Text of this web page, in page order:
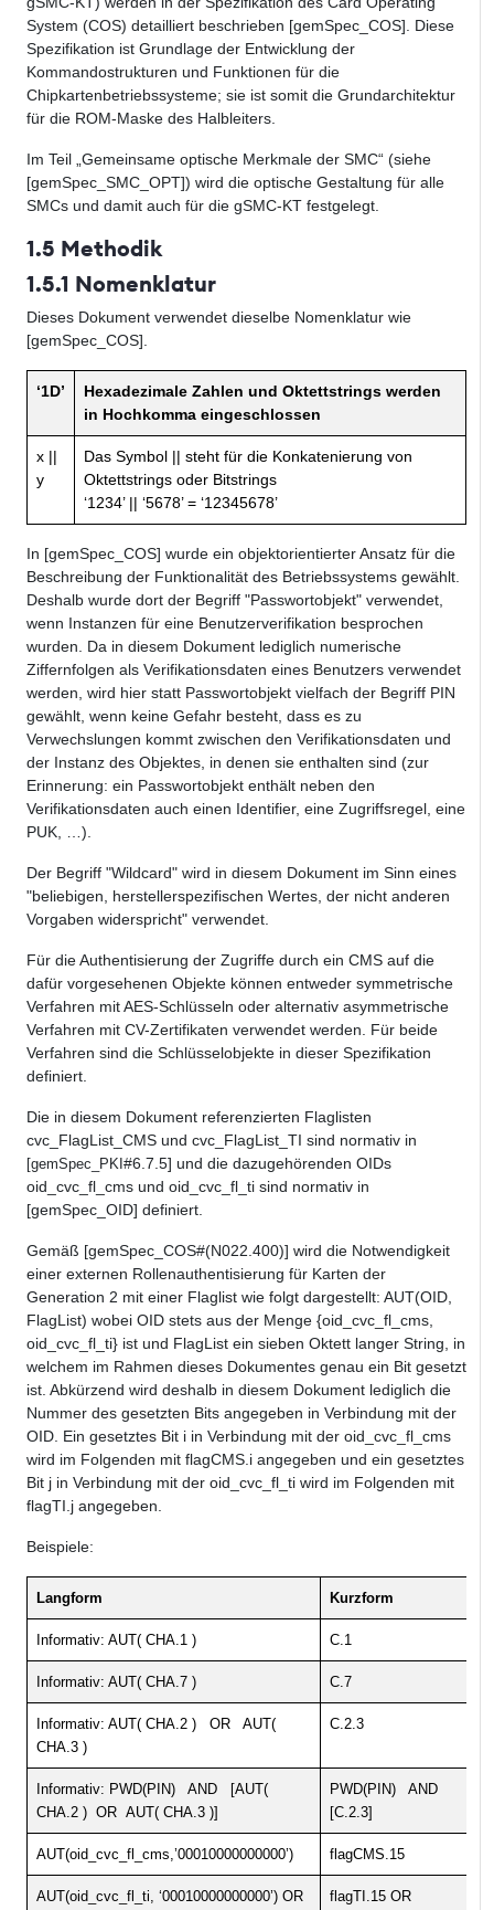
System (COS) detailliert beschrieben [gemSpec_COS]. Diese
Spezifikation ist Grundlage der Entwicklung der
Kommandostrukturen und Funktionen für die
Chipkartenbetriebssysteme; sie ist somit die Grundarchitektur
für die ROM-Maske des Halbleiters.
Im Teil „Gemeinsame optische Merkmale der SMC“ (siehe
[gemSpec_SMC_OPT]) wird die optische Gestaltung für alle
SMCs und damit auch für die gSMC-KT festgelegt.
1.5 Methodik
1.5.1 Nomenklatur
Dieses Dokument verwendet dieselbe Nomenklatur wie
[gemSpec_COS].
‘1D’
Hexadezimale Zahlen und Oktettstrings werden
in Hochkomma eingeschlossen
x ||
y
Das Symbol || steht für die Konkatenierung von
Oktettstrings oder Bitstrings
‘1234’ || ‘5678’ = ‘12345678’
In [gemSpec_COS] wurde ein objektorientierter Ansatz für die
Beschreibung der Funktionalität des Betriebssystems gewählt.
Deshalb wurde dort der Begriff "Passwortobjekt" verwendet,
wenn Instanzen für eine Benutzerverifikation besprochen
wurden. Da in diesem Dokument lediglich numerische
Ziffernfolgen als Verifikationsdaten eines Benutzers verwendet
werden, wird hier statt Passwortobjekt vielfach der Begriff PIN
gewählt, wenn keine Gefahr besteht, dass es zu
Verwechslungen kommt zwischen den Verifikationsdaten und
der Instanz des Objektes, in denen sie enthalten sind (zur
Erinnerung: ein Passwortobjekt enthält neben den
Verifikationsdaten auch einen Identifier, eine Zugriffsregel, eine
PUK, …).
Der Begriff "Wildcard" wird in diesem Dokument im Sinn eines
"beliebigen, herstellerspezifischen Wertes, der nicht anderen
Vorgaben widerspricht" verwendet.
Für die Authentisierung der Zugriffe durch ein CMS auf die
dafür vorgesehenen Objekte können entweder symmetrische
Verfahren mit AES-Schlüsseln oder alternativ asymmetrische
Verfahren mit CV-Zertifikaten verwendet werden. Für beide
Verfahren sind die Schlüsselobjekte in dieser Spezifikation
definiert.
Die in diesem Dokument referenzierten Flaglisten
cvc_FlagList_CMS und cvc_FlagList_TI sind normativ in
[gemSpec_PKI #6.7.5] und die dazugehörenden OIDs
oid_cvc_fl_cms und oid_cvc_fl_ti sind normativ in
[gemSpec_OID] definiert.
Gemäß [gemSpec_COS#(N022.400)] wird die Notwendigkeit
einer externen Rollenauthentisierung für Karten der
Generation 2 mit einer Flaglist wie folgt dargestellt: AUT(OID,
FlagList) wobei OID stets aus der Menge {oid_cvc_fl_cms,
oid_cvc_fl_ti} ist und FlagList ein sieben Oktett langer String, in
welchem im Rahmen dieses Dokumentes genau ein Bit gesetzt
ist. Abkürzend wird deshalb in diesem Dokument lediglich die
Nummer des gesetzten Bits angegeben in Verbindung mit der
OID. Ein gesetztes Bit i in Verbindung mit der oid_cvc_fl_cms
wird im Folgenden mit flagCMS.i angegeben und ein gesetztes
Bit j in Verbindung mit der oid_cvc_fl_ti wird im Folgenden mit
flagTI.j angegeben.
Beispiele:
Langform Kurzform
Informativ: AUT( CHA.1 ) C.1
Informativ: AUT( CHA.7 ) C.7
Informativ: AUT( CHA.2 ) OR AUT(
CHA.3 )
C.2.3
Informativ: PWD(PIN) AND [AUT(
CHA.2 ) OR AUT( CHA.3 )]
PWD(PIN) AND
[C.2.3]
AUT(oid_cvc_fl_cms,’00010000000000’) flagCMS.15
AUT(oid_cvc_fl_ti, ‘00010000000000’) OR
flagTI.15 OR